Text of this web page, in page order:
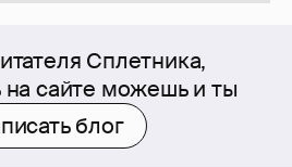
Сплетника,
на сайте можешь и ты
блог